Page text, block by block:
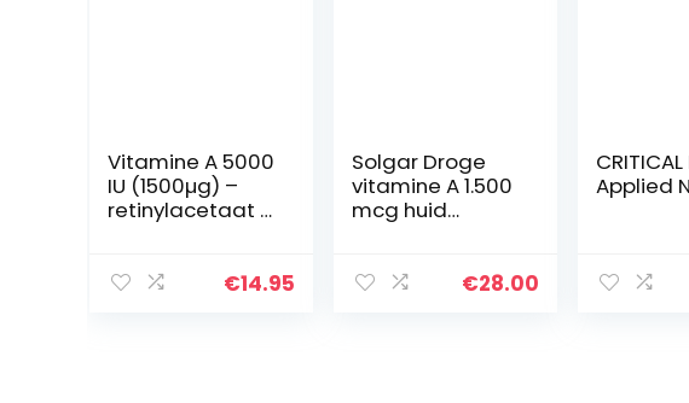
Vitamine A 5000
IU (1500µg) –
retinylacetaat –
araat – 180
€14.95
Solgar Droge
vitamine A 1.500
mcg huid
€28.00
CRITICAL
Applied